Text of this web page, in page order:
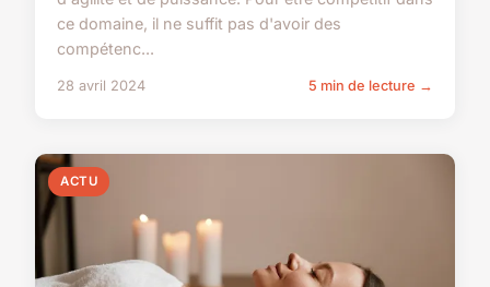
ce domaine, il ne suffit pas d'avoir des
compétenc...
28 avril 2024 5 min de lecture →
ACTU